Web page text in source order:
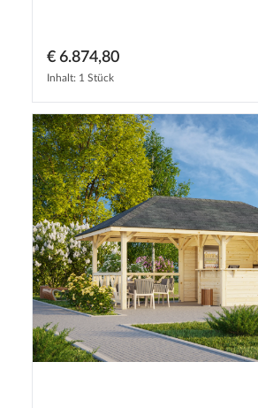
€ 6.874,80
Inhalt: 1 Stück